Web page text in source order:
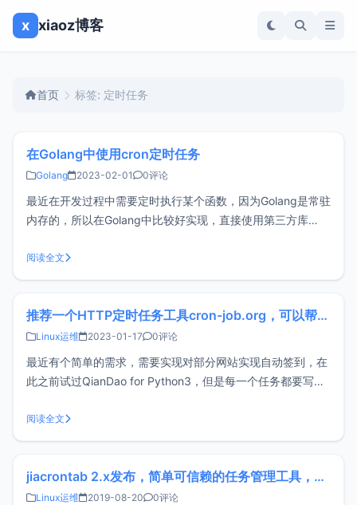
x xiaoz博客
首页 标签: 定时任务
在Golang中使用cron定时任务
Golang 2023-02-01 0评论
最近在开发过程中需要定时执行某个函数，因为Golang是常驻
内存的，所以在Golang中比较好实现，直接使用第三方库
github.com/robfig/cron最新版本为3.x，使用下面的命令安
装这个库：go get githu
阅读全文
推荐一个HTTP定时任务工具cron-job.org，可以帮你自动签到
Linux运维 2023-01-17 0评论
最近有个简单的需求，需要实现对部分网站实现自动签到，在
此之前试过QianDao for Python3，但是每一个任务都要写
单的方案，最后发现了cron-job.org自动签到需要满足的要求
支持定时发起 HTTP 请求需要支持自定义请求 h
阅读全文
jiacrontab 2.x发布，简单可信赖的任务管理工具，支持秒级定时任务
Linux运维 2019-08-20 0评论